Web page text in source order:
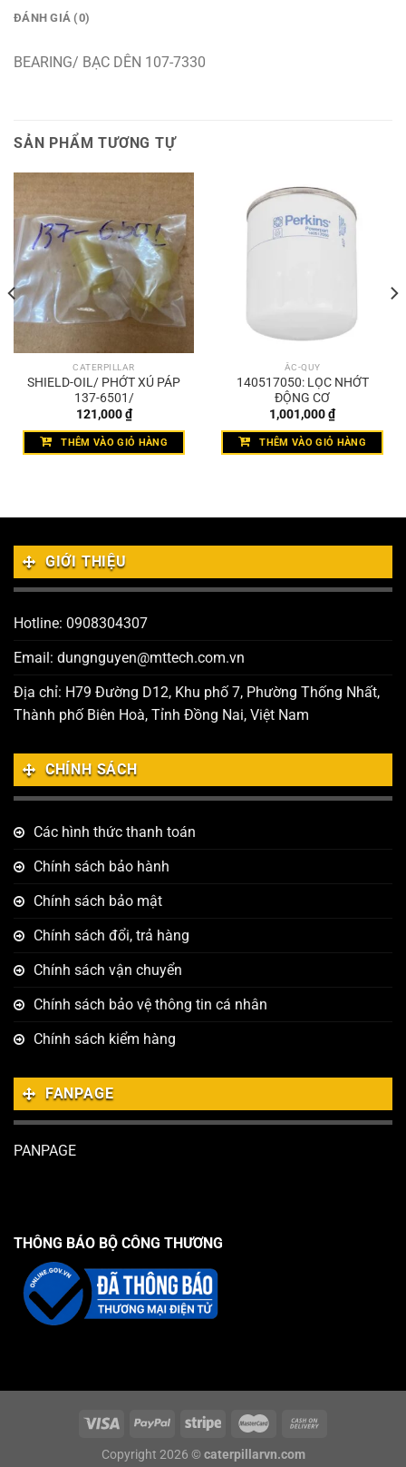
ĐÁNH GIÁ (0)
BEARING/ BẠC DÊN 107-7330
SẢN PHẨM TƯƠNG TỰ
CATERPILLAR
SHIELD-OIL/ PHỚT XÚ PÁP
137-6501/
121,000₫
THÊM VÀO GIỎ HÀNG
ẮC-QUY
140517050: LỌC NHỚT
ĐỘNG CƠ
1,001,000₫
THÊM VÀO GIỎ HÀNG
GIỚI THIỆU
Hotline: 0908304307
Email: dungnguyen@mttech.com.vn
Địa chỉ: H79 Đường D12, Khu phố 7, Phường Thống Nhất,
Thành phố Biên Hoà, Tỉnh Đồng Nai, Việt Nam
CHÍNH SÁCH
Các hình thức thanh toán
Chính sách bảo hành
Chính sách bảo mật
Chính sách đổi, trả hàng
Chính sách vận chuyển
Chính sách bảo vệ thông tin cá nhân
Chính sách kiểm hàng
FANPAGE
PANPAGE
THÔNG BÁO BỘ CÔNG THƯƠNG
Copyright 2026 © caterpillarvn.com